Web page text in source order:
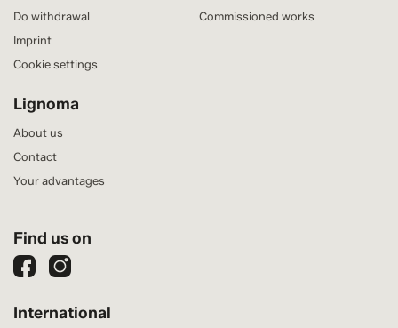
Commissioned works
Do withdrawal
Imprint
Cookie settings
Lignoma
About us
Contact
Your advantages
Find us on
International